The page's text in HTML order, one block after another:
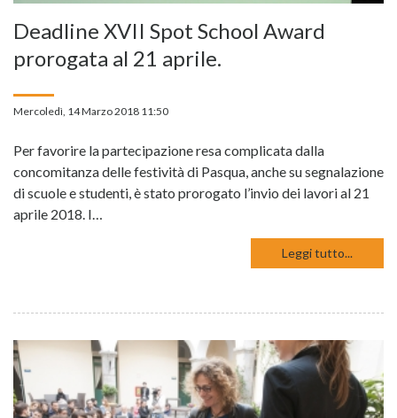
Deadline XVII Spot School Award
prorogata al 21 aprile.
Mercoledì, 14 Marzo 2018 11:50
Per favorire la partecipazione resa complicata dalla
concomitanza delle festività di Pasqua, anche su segnalazione
di scuole e studenti, è stato prorogato l’invio dei lavori al 21
aprile 2018. I…
Leggi tutto...